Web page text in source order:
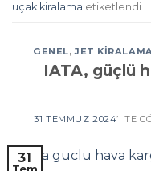
uçak kiralama etiketlendi
GENEL,JET
IATA, güçlü
31 TEMMUZ 2024’' TE
31